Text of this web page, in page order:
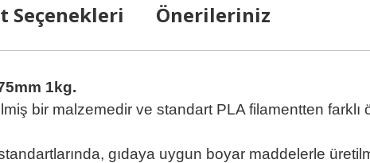
Seçenekleri Önerileriniz
1kg.
bir malzemedir ve standart PLA filamentten farklı
gıdaya uygun boyar maddelerle